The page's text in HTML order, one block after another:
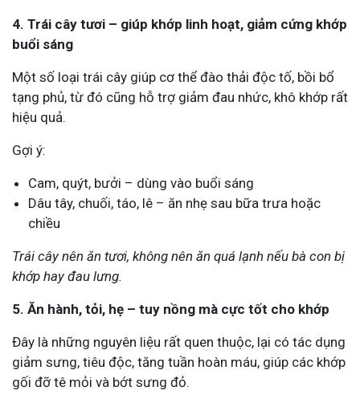
4. Trái cây tươi – giúp khớp linh hoạt, giảm cứng khớp
buổi sáng
Một số loại trái cây giúp cơ thể đào thải độc tố, bồi bổ
tạng phủ, từ đó cũng hỗ trợ giảm đau nhức, khô khớp rất
hiệu quả.
Gợi ý:
Cam, quýt, bưởi – dùng vào buổi sáng
Dâu tây, chuối, táo, lê – ăn nhẹ sau bữa trưa hoặc
chiều
Trái cây nên ăn tươi, không nên ăn quá lạnh nếu bà con bị
khớp hay đau lưng.
5. Ăn hành, tỏi, hẹ – tuy nồng mà cực tốt cho khớp
Đây là những nguyên liệu rất quen thuộc, lại có tác dụng
giảm sưng, tiêu độc, tăng tuần hoàn máu, giúp các khớp
gối đỡ tê mỏi và bớt sưng đỏ.